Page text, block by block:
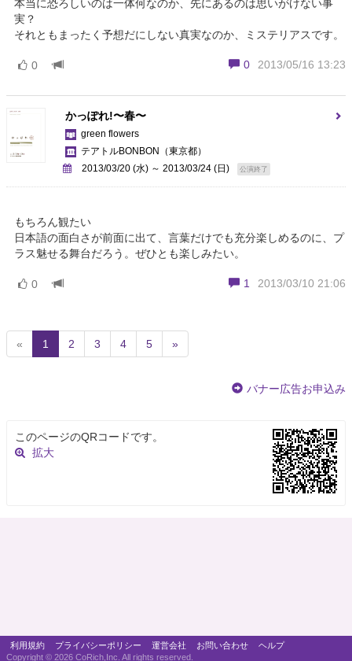
本当に恐ろしいのは一体何なのか、先にあるのは思いがけない事
実？
それともまったく予想だにしない真実なのか、ミステリアスです。
0 2013/05/16 13:23
0
かっぽれ!〜春〜
green flowers
テアトルBONBON （東京都）
2013/03/20 (水) ～ 2013/03/24 (日)
公演終了
もちろん観たい
日本語の面白さが前面に出て、言葉だけでも充分楽しめるのに、プ
ラス魅せる舞台だろう。ぜひとも楽しみたい。
1 2013/03/10 21:06
0
« 1
c
n
t
2 3 4 5 »
バナー広告お申込み
このページのQRコードです。
拡大
利用規約 プライバシーポリシー 運営会社 お問い合わせ
ヘルプ
Copyright © 2026 CoRich,Inc. All rights reserved.